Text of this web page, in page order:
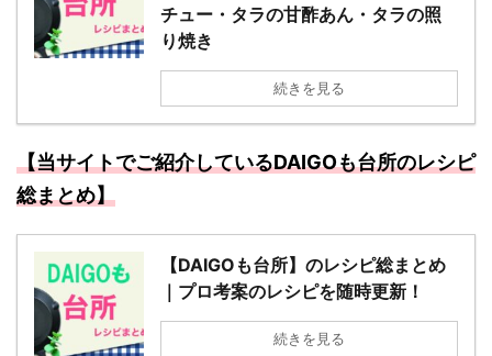
チュー・タラの甘酢あん・タラの照
り焼き
続きを見る
【当サイトでご紹介しているDAIGOも台所のレシピ
総まとめ】
【DAIGOも台所】のレシピ総まとめ
｜プロ考案のレシピを随時更新！
続きを見る